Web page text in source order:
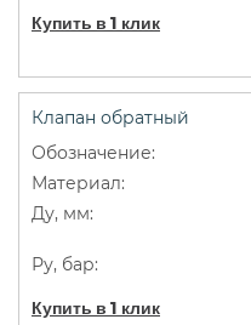
Купить в 1 клик
Клапан обратный
Купить в 1 клик